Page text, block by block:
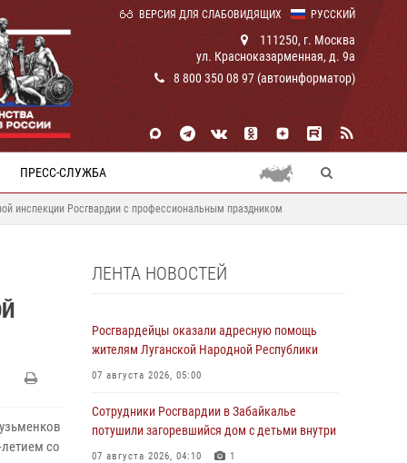
РУССКИЙ
ВЕРСИЯ ДЛЯ СЛАБОВИДЯЩИХ
111250, г. Москва
ул. Красноказарменная, д. 9а
8 800 350 08 97 (автоинформатор)
ПРЕСС-СЛУЖБА
инспекции Росгвардии с профессиональным праздником
со
ЛЕНТА НОВОСТЕЙ
Росгвардейцы оказали адресную помощь
жителям Луганской Народной Республики
07 августа 2026, 05:00
Сотрудники Росгвардии в Забайкалье
потушили загоревшийся дом с детьми внутри
07 августа 2026, 04:10 1